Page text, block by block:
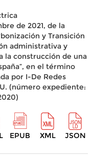
de 2021, de la
y Transición
administrativa y
la construcción de una
en el término
por I-De Redes
(número expediente:
EPUB XML JSON